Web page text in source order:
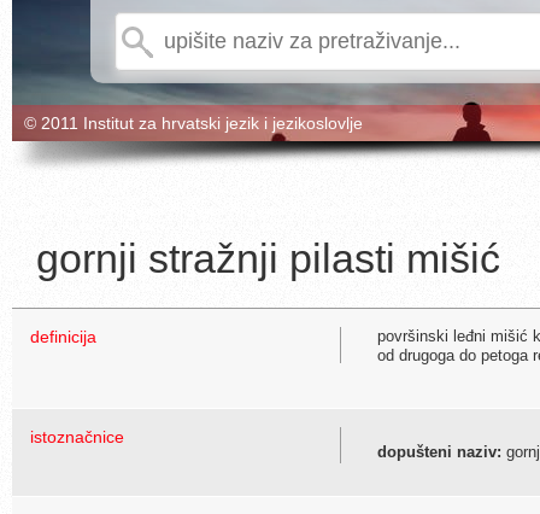
© 2011 Institut za hrvatski jezik i jezikoslovlje
gornji stražnji pilasti mišić
definicija
površinski leđni mišić
od drugoga do petoga
istoznačnice
dopušteni naziv: